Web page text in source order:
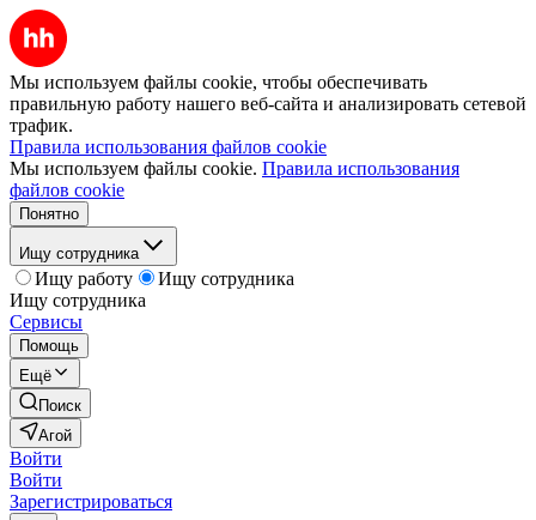
Мы используем файлы cookie, чтобы обеспечивать
правильную работу нашего веб-сайта и анализировать сетевой
трафик.
Правила использования файлов cookie
Мы используем файлы cookie. Правила использования
файлов cookie
Понятно
Ищу сотрудника
Ищу работу
Ищу сотрудника
Ищу сотрудника
Сервисы
Помощь
Ещё
Поиск
Агой
Войти
Войти
Зарегистрироваться